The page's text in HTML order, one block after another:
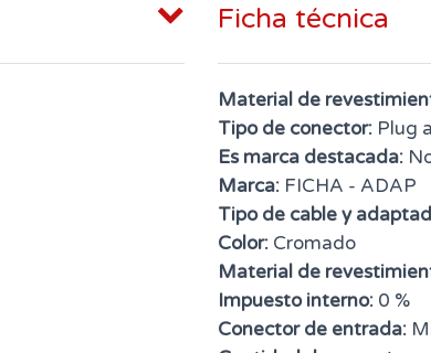
Ficha técnica
Material de
Tipo de conector: Plug
Es marca destacada:
Marca: FICHA - ADAP
Tipo de cable y
Color: Cromado
Material de
Impuesto interno: 0 %
Conector de entrada: